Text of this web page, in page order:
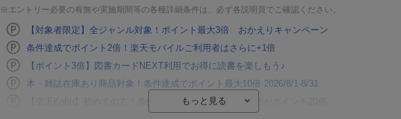
※エントリー必要の有無や実施期間等の各種詳細条件は、必ず各説明頁でご確認ください。
【対象者限定】全ジャンル対象！ポイント最大3倍 おかえりキャンペーン
条件達成でポイント2倍！楽天モバイルご利用者はさらに+1倍
【ポイント3倍】図書カードNEXT利用でお得に読書を楽しもう♪
本・雑誌在庫あり商品対象！条件達成でポイント最大10倍 2026/8/1-8/31
【楽天Kobo】初めての方！条件達成で楽天ブックス購入分がポイント20倍